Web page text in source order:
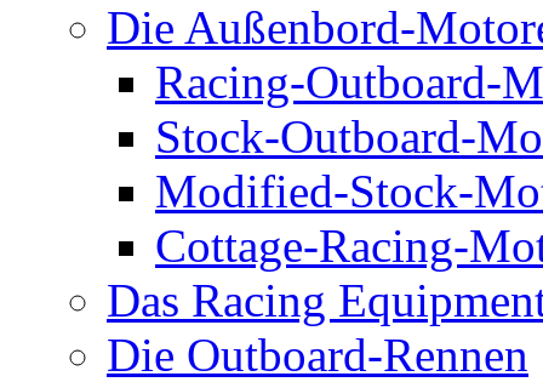
Die Außenbord-
Racing-Outboard-
Stock-Outboard-
Modified-Stock-
Cottage-Racing-
Das Racing
Die Outboard-Rennen